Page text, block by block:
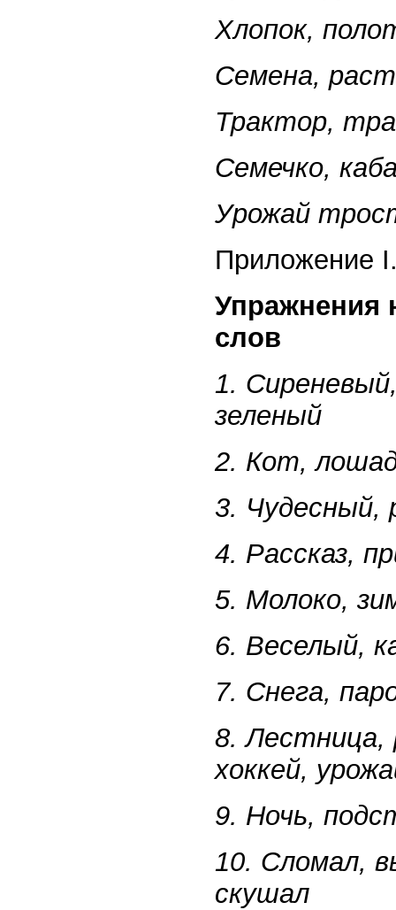
Хлопок,
Семена,
Трактор,
Семечко,
Урожай
Приложение
Упражнения
слов
1.
зеленый
2. Кот,
3. Чудесный,
4. Рассказ,
5. Молоко,
6. Веселый,
7. Снега,
8. Лестница,
хоккей,
9. Ночь,
10. Сломал,
скушал